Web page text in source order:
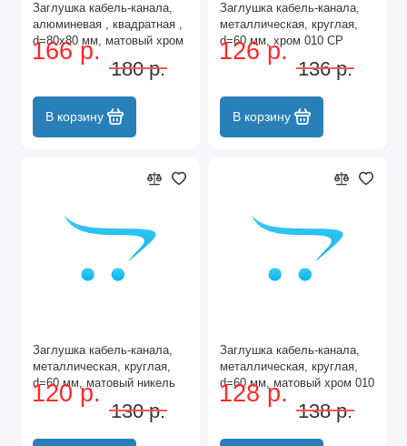
Заглушка кабель-канала,
алюминевая , квадратная ,
d=80х80 мм, матовый хром
013 MC
166 р.
180 р.
В корзину
Заглушка кабель-канала,
металлическая, круглая,
d=60 мм, хром 010 CP
126 р.
136 р.
В корзину
Заглушка кабель-канала,
металлическая, круглая,
d=60 мм, матовый никель
010 MN
120 р.
130 р.
Заглушка кабель-канала,
металлическая, круглая,
d=60 мм, матовый хром 010
MC
128 р.
138 р.